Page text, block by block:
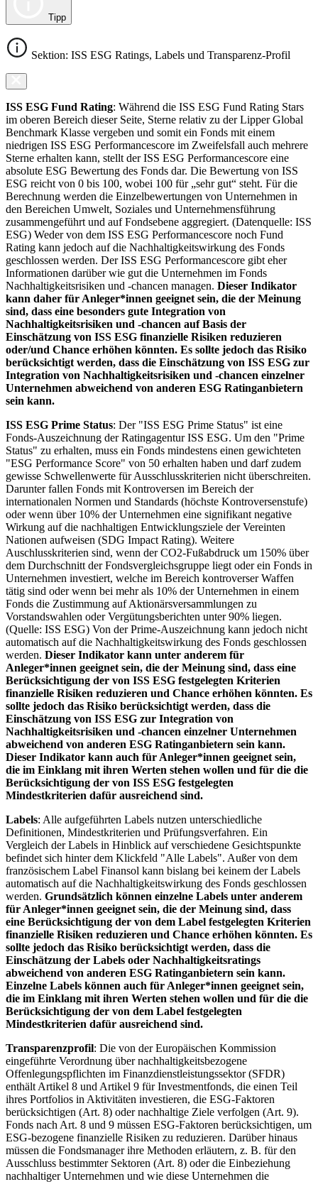
Tipp
Sektion: ISS ESG Ratings, Labels und Transparenz-Profil
ISS ESG Fund Rating: Während die ISS ESG Fund Rating Stars
im oberen Bereich dieser Seite, Sterne relativ zu der Lipper Global
Benchmark Klasse vergeben und somit ein Fonds mit einem
niedrigen ISS ESG Performancescore im Zweifelsfall auch mehrere
Sterne erhalten kann, stellt der ISS ESG Performancescore eine
absolute ESG Bewertung des Fonds dar. Die Bewertung von ISS
ESG reicht von 0 bis 100, wobei 100 für „sehr gut“ steht. Für die
Berechnung werden die Einzelbewertungen von Unternehmen in
den Bereichen Umwelt, Soziales und Unternehmensführung
zusammengeführt und auf Fondsebene aggregiert. (Datenquelle: ISS
ESG) Weder von dem ISS ESG Performancescore noch Fund
Rating kann jedoch auf die Nachhaltigkeitswirkung des Fonds
geschlossen werden. Der ISS ESG Performancescore gibt eher
Informationen darüber wie gut die Unternehmen im Fonds
Nachhaltigkeitsrisiken und -chancen managen. Dieser Indikator
kann daher für Anleger*innen geeignet sein, die der Meinung
sind, dass eine besonders gute Integration von
Nachhaltigkeitsrisiken und -chancen auf Basis der
Einschätzung von ISS ESG finanzielle Risiken reduzieren
oder/und Chance erhöhen könnten. Es sollte jedoch das Risiko
berücksichtigt werden, dass die Einschätzung von ISS ESG zur
Integration von Nachhaltigkeitsrisiken und -chancen einzelner
Unternehmen abweichend von anderen ESG Ratinganbietern
sein kann.
ISS ESG Prime Status: Der "ISS ESG Prime Status" ist eine
Fonds-Auszeichnung der Ratingagentur ISS ESG. Um den "Prime
Status" zu erhalten, muss ein Fonds mindestens einen gewichteten
"ESG Performance Score" von 50 erhalten haben und darf zudem
gewisse Schwellenwerte für Ausschlusskriterien nicht überschreiten.
Darunter fallen Fonds mit Kontroversen im Bereich der
internationalen Normen und Standards (höchste Kontroversenstufe)
oder wenn über 10% der Unternehmen eine signifikant negative
Wirkung auf die nachhaltigen Entwicklungsziele der Vereinten
Nationen aufweisen (SDG Impact Rating). Weitere
Auschlusskriterien sind, wenn der CO2-Fußabdruck um 150% über
dem Durchschnitt der Fondsvergleichsgruppe liegt oder ein Fonds in
Unternehmen investiert, welche im Bereich kontroverser Waffen
tätig sind oder wenn bei mehr als 10% der Unternehmen in einem
Fonds die Zustimmung auf Aktionärsversammlungen zu
Vorstandswahlen oder Vergütungsberichten unter 90% liegen.
(Quelle: ISS ESG) Von der Prime-Auszeichnung kann jedoch nicht
automatisch auf die Nachhaltigkeitswirkung des Fonds geschlossen
werden. Dieser Indikator kann unter anderem für
Anleger*innen geeignet sein, die der Meinung sind, dass eine
Berücksichtigung der von ISS ESG festgelegten Kriterien
finanzielle Risiken reduzieren und Chance erhöhen könnten. Es
sollte jedoch das Risiko berücksichtigt werden, dass die
Einschätzung von ISS ESG zur Integration von
Nachhaltigkeitsrisiken und -chancen einzelner Unternehmen
abweichend von anderen ESG Ratinganbietern sein kann.
Dieser Indikator kann auch für Anleger*innen geeignet sein,
die im Einklang mit ihren Werten stehen wollen und für die die
Berücksichtigung der von ISS ESG festgelegten
Mindestkriterien dafür ausreichend sind.
Labels: Alle aufgeführten Labels nutzen unterschiedliche
Definitionen, Mindestkriterien und Prüfungsverfahren. Ein
Vergleich der Labels in Hinblick auf verschiedene Gesichtspunkte
befindet sich hinter dem Klickfeld "Alle Labels". Außer von dem
französischem Label Finansol kann bislang bei keinem der Labels
automatisch auf die Nachhaltigkeitswirkung des Fonds geschlossen
werden. Grundsätzlich können einzelne Labels unter anderem
für Anleger*innen geeignet sein, die der Meinung sind, dass
eine Berücksichtigung der von dem Label festgelegten Kriterien
finanzielle Risiken reduzieren und Chance erhöhen könnten. Es
sollte jedoch das Risiko berücksichtigt werden, dass die
Einschätzung der Labels oder Nachhaltigkeitsratings
abweichend von anderen ESG Ratinganbietern sein kann.
Einzelne Labels können auch für Anleger*innen geeignet sein,
die im Einklang mit ihren Werten stehen wollen und für die die
Berücksichtigung der von dem Label festgelegten
Mindestkriterien dafür ausreichend sind.
Transparenzprofil: Die von der Europäischen Kommission
eingeführte Verordnung über nachhaltigkeitsbezogene
Offenlegungspflichten im Finanzdienstleistungssektor (SFDR)
enthält Artikel 8 und Artikel 9 für Investmentfonds, die einen Teil
ihres Portfolios in Aktivitäten investieren, die ESG-Faktoren
berücksichtigen (Art. 8) oder nachhaltige Ziele verfolgen (Art. 9).
Fonds nach Art. 8 und 9 müssen ESG-Faktoren berücksichtigen, um
ESG-bezogene finanzielle Risiken zu reduzieren. Darüber hinaus
müssen die Fondsmanager ihre Methoden erläutern, z. B. für den
Ausschluss bestimmter Sektoren (Art. 8) oder die Einbeziehung
nachhaltiger Unternehmen und wie diese Unternehmen die